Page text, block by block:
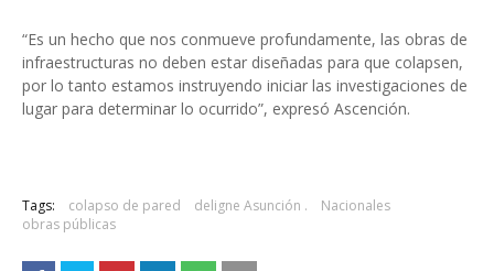
“Es un hecho que nos conmueve profundamente, las obras de
infraestructuras no deben estar diseñadas para que colapsen,
por lo tanto estamos instruyendo iniciar las investigaciones de
lugar para determinar lo ocurrido”, expresó Ascención.
Tags: colapso de pared deligne Asunción .
Nacionales
obras públicas